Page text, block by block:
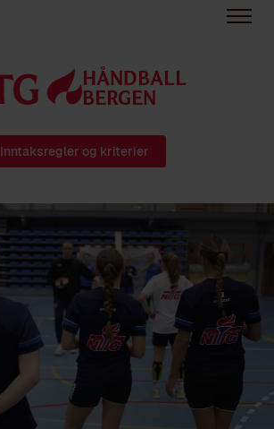
HÅNDBALL
BERGEN
Inntaksregler og kriterier